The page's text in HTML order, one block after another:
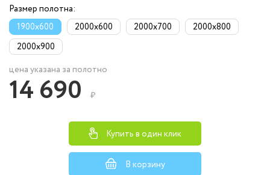
Размер полотна:
1900x600
2000x600 2000x700
2000x800
2000x900
цена указана за полотно
14 690 ₽
Купить в один клик
В корзину